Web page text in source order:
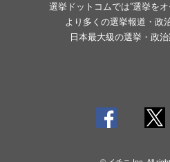
選挙ドットコムでは”選挙をオ
より多くの選挙報道・政
日本最大級の選挙・政